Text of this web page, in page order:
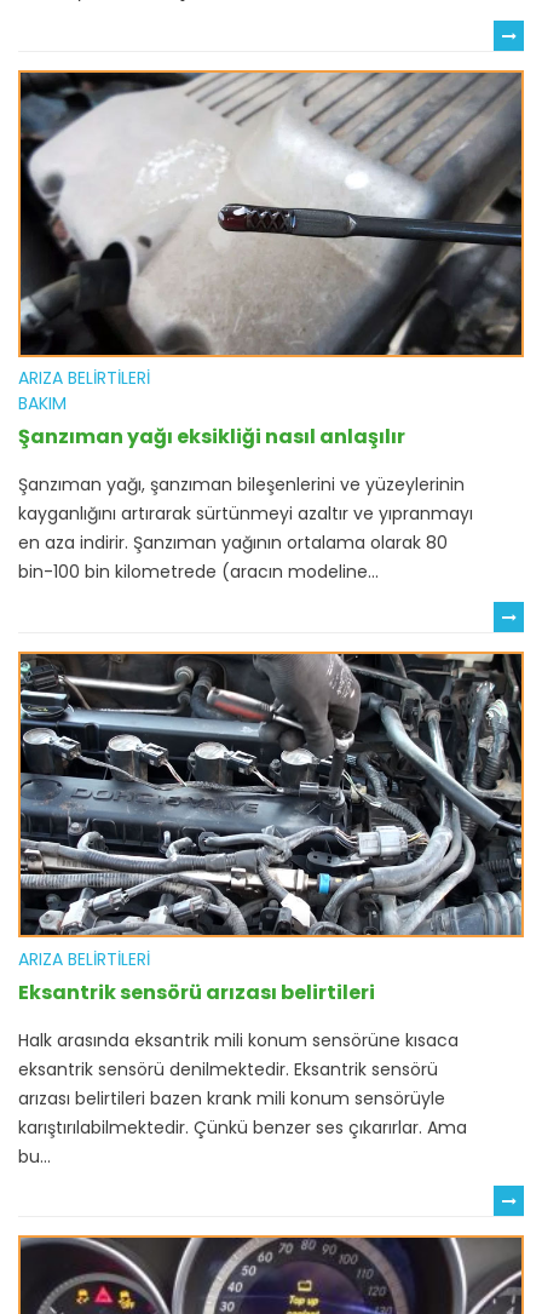
ARIZA BELIRTILERI
BAKIM
Şanzıman yağı eksikliği nasıl anlaşılır
Şanzıman yağı, şanzıman bileşenlerini ve yüzeylerinin
kayganlığını artırarak sürtünmeyi azaltır ve yıpranmayı
en aza indirir. Şanzıman yağının ortalama olarak 80
bin-100 bin kilometrede (aracın modeline...
ARIZA BELIRTILERI
Eksantrik sensörü arızası belirtileri
Halk arasında eksantrik mili konum sensörüne kısaca
eksantrik sensörü denilmektedir. Eksantrik sensörü
arızası belirtileri bazen krank mili konum sensörüyle
karıştırılabilmektedir. Çünkü benzer ses çıkarırlar. Ama
bu...